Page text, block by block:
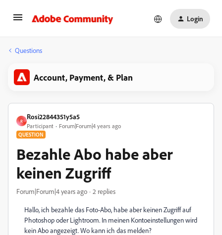
Login
Questions
Account, Payment, & Plan
R
Rosi22844351y5a5
Participant Forum|Forum|4 years ago
QUESTION
Bezahle Abo habe aber
keinen Zugriff
Forum|Forum|4 years ago 2 replies
Hallo, ich bezahle das Foto-Abo, habe aber keinen Zugriff auf
Photoshop oder Lightroom. In meinen Kontoeinstellungen wird
kein Abo angezeigt. Wo kann ich das melden?